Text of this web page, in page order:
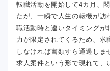
転職活動を開始して4カ月、
たが、一瞬で人生の転機が訪
職活動時と違いタイミングが
力が限定されてくるため、求
しなければ書類すら通過しま
求人案件という形で現れて、